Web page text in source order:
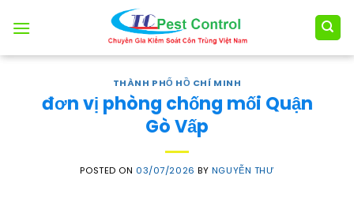
THÀNH PHỐ HỒ CHÍ MINH
đơn vị phòng chống mối Quận
Gò Vấp
POSTED ON 03/07/2026 BY NGUYỄN THƯ